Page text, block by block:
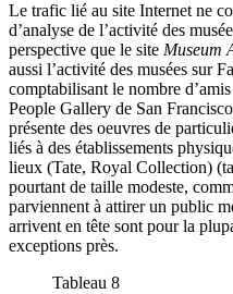
Le trafic lié au site Internet ne
d’analyse de l’activité des
perspective que le site Museum
aussi l’activité des musées sur
comptabilisant le nombre
People Gallery de San
présente des oeuvres de
liés à des établissements
lieux (Tate, Royal Collection)
pourtant de taille modeste,
parviennent à attirer un public
arrivent en tête sont pour la
exceptions près.
Tableau 8